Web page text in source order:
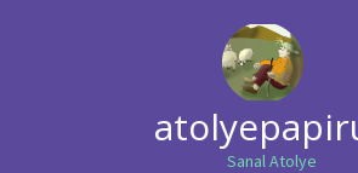
Sanal Atolye